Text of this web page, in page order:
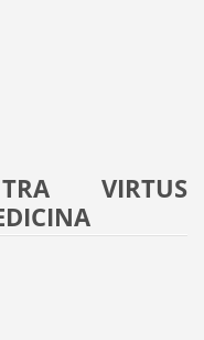
VIRTUS